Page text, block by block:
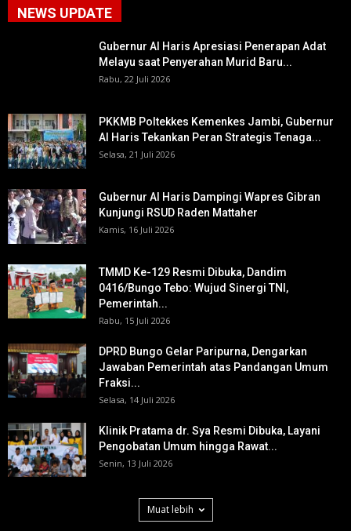
NEWS UPDATE
Gubernur Al Haris Apresiasi Penerapan Adat
Melayu saat Penyerahan Murid Baru...
Rabu, 22 Juli 2026
PKKMB Poltekkes Kemenkes Jambi, Gubernur
Al Haris Tekankan Peran Strategis Tenaga...
Selasa, 21 Juli 2026
Gubernur Al Haris Dampingi Wapres Gibran
Kunjungi RSUD Raden Mattaher
Kamis, 16 Juli 2026
TMMD Ke-129 Resmi Dibuka, Dandim
0416/Bungo Tebo: Wujud Sinergi TNI,
Pemerintah...
Rabu, 15 Juli 2026
DPRD Bungo Gelar Paripurna, Dengarkan
Jawaban Pemerintah atas Pandangan Umum
Fraksi...
Selasa, 14 Juli 2026
Klinik Pratama dr. Sya Resmi Dibuka, Layani
Pengobatan Umum hingga Rawat...
Senin, 13 Juli 2026
Muat lebih